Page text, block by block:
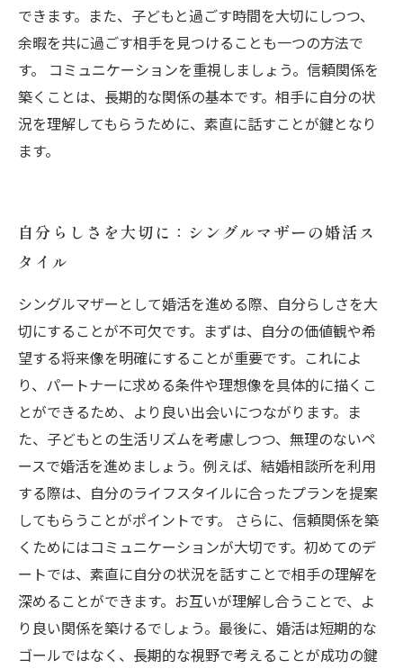
できます。また、子どもと過ごす時間を大切にしつつ、
余暇を共に過ごす相手を見つけることも一つの方法で
す。 コミュニケーションを重視しましょう。信頼関係を
築くことは、長期的な関係の基本です。相手に自分の状
況を理解してもらうために、素直に話すことが鍵となり
ます。
自分らしさを大切に：シングルマザーの婚活ス
タイル
シングルマザーとして婚活を進める際、自分らしさを大
切にすることが不可欠です。まずは、自分の価値観や希
望する将来像を明確にすることが重要です。これによ
り、パートナーに求める条件や理想像を具体的に描くこ
とができるため、より良い出会いにつながります。ま
た、子どもとの生活リズムを考慮しつつ、無理のないペ
ースで婚活を進めましょう。例えば、結婚相談所を利用
する際は、自分のライフスタイルに合ったプランを提案
してもらうことがポイントです。 さらに、信頼関係を築
くためにはコミュニケーションが大切です。初めてのデ
ートでは、素直に自分の状況を話すことで相手の理解を
深めることができます。お互いが理解し合うことで、よ
り良い関係を築けるでしょう。最後に、婚活は短期的な
ゴールではなく、長期的な視野で考えることが成功の鍵